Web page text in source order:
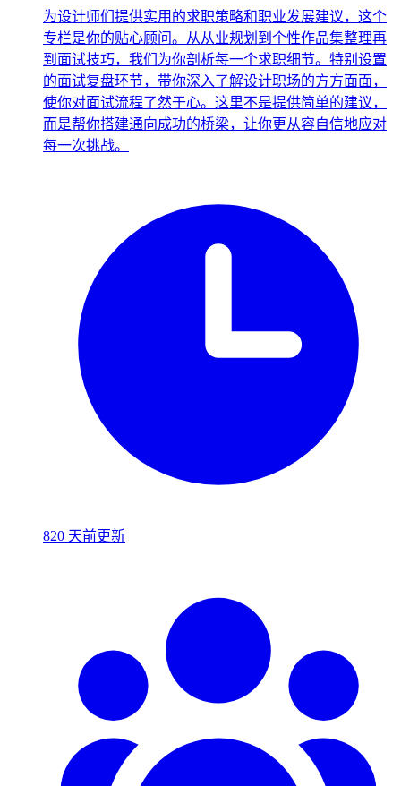
为设计师们提供实用的求职策略和职业发展建议，这个
专栏是你的贴心顾问。从从业规划到个性作品集整理再
到面试技巧，我们为你剖析每一个求职细节。特别设置
的面试复盘环节，带你深入了解设计职场的方方面面，
使你对面试流程了然于心。这里不是提供简单的建议，
而是帮你搭建通向成功的桥梁，让你更从容自信地应对
每一次挑战。
820 天前更新